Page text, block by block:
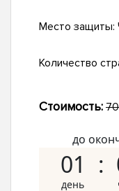
Место защиты:
Количество
Стоимость:
до
01